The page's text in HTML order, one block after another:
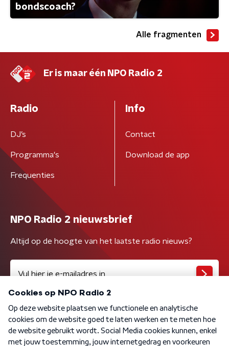
bondscoach?
Alle fragmenten
Er is maar één NPO Radio 2
Radio
DJ’s
Programma's
Frequenties
Info
Contact
Download de app
NPO Radio 2 nieuwsbrief
Altijd op de hoogte van het laatste radio nieuws?
Algemene voorwaarden